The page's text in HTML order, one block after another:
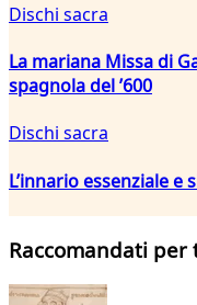
Dischi sacra
La mariana Missa di
spagnola del ’600
Dischi sacra
L’innario essenziale e
Raccomandati per